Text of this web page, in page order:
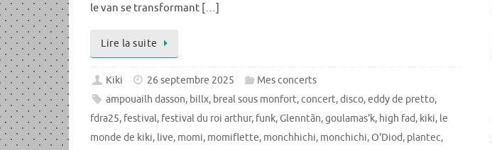
le van se transformant […]
Lire la suite
Kiki 26 septembre 2025
Mes concerts
ampouailh dasson, billx, breal sous monfort,concert,disco,eddy de pretto,
fdra25, festival, festival du roi arthur, funk,Glenntãn,goulamas'k, high fad, kiki, le
monde de kiki, live, momi, momiflette, monchhichi, monchichi,O'Diod, plantec,